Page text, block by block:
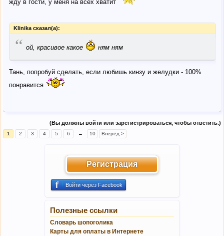
жду в гости, у меня на всех хватит
Klinika сказал(а):
“ ой, красивое какое ням ням
Тань, попробуй сделать, если любишь кинзу и желудки - 100%
понравится
(Вы должны войти или зарегистрироваться, чтобы ответить.)
1 2 3 4 5 6 → 10 Вперёд >
Регистрация
Войти через Facebook
Полезные ссылки
Словарь шопоголика
Карты для оплаты в Интернете